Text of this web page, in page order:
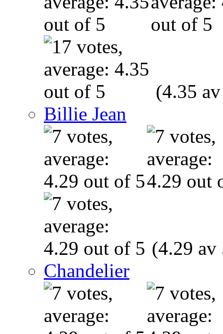
(4.35
Billie Jean
(4.29 av
Chandelier